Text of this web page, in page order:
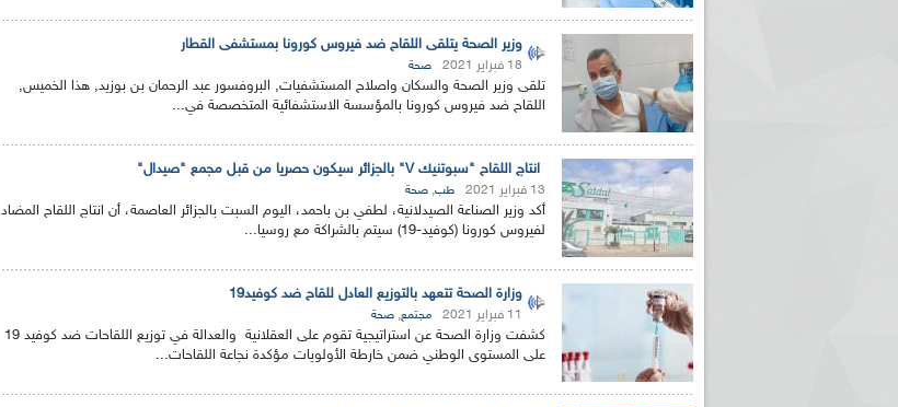
وزير الصحة يتلقى اللقاح ضد فيروس كورونا بمستشفى القطار
18 فبراير 2021 صحة
تلقى وزير الصحة والسكان واصلاح المستشفيات, البروفسور عبد الرحمان بن بوزيد, هذا الخميس,
اللقاح ضد فيروس كورونا بالمؤسسة الاستشفائية المتخصصة في...
انتاج اللقاح "سبوتنيك V" بالجزائر سيكون حصريا من قبل مجمع "صيدال"
13 فبراير 2021 طب, صحة
أكد وزير الصناعة الصيدلانية، لطفي بن باحمد، اليوم السبت بالجزائر العاصمة، أن انتاج اللقاح المضاد
لفيروس كورونا (كوفيد-19) سيتم بالشراكة مع روسيا...
وزارة الصحة تتعهد بالتوزيع العادل للقاح ضد كوفيد19
11 فبراير 2021 مجتمع, صحة
كشفت وزارة الصحة عن استراتيجية تقوم على العقلانية والعدالة في توزيع اللقاحات ضد كوفيد 19
على المستوى الوطني ضمن خارطة الأولويات مؤكدة نجاعة اللقاحات...